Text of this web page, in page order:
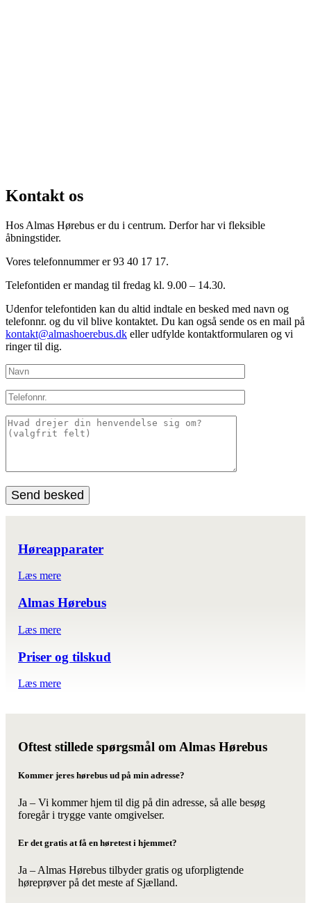
Kontakt os
Hos Almas Hørebus er du i centrum. Derfor har vi fleksible
åbningstider.
Vores telefonnummer er 93 40 17 17.
Telefontiden er mandag til fredag kl. 9.00 – 14.30.
Udenfor telefontiden kan du altid indtale en besked med navn og
telefonnr. og du vil blive kontaktet. Du kan også sende os en mail på
kontakt@almashoerebus.dk eller udfylde kontaktformularen og vi
ringer til dig.
Høreapparater
Læs mere
Almas Hørebus
Læs mere
Priser og tilskud
Læs mere
Oftest stillede spørgsmål om Almas Hørebus
Kommer jeres hørebus ud på min adresse?
Ja – Vi kommer hjem til dig på din adresse, så alle besøg
foregår i trygge vante omgivelser.
Er det gratis at få en høretest i hjemmet?
Ja – Almas Hørebus tilbyder gratis og uforpligtende
høreprøver på det meste af Sjælland.